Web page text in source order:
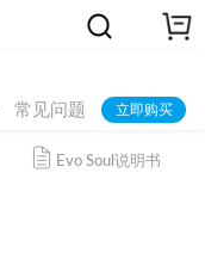
常见问题 立即购买
Evo Soul说明书